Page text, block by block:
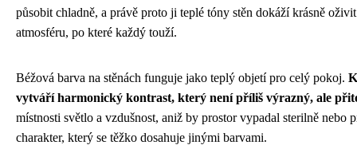
působit chladně, a právě proto ji teplé tóny stěn dokáží krásně
atmosféru, po které každý touží.
Béžová barva na stěnách funguje jako teplý objetí pro celý pokoj.
vytváří harmonický kontrast, který není příliš výrazný, ale
místnosti světlo a vzdušnost, aniž by prostor vypadal sterilně nebo
charakter, který se těžko dosahuje jinými barvami.